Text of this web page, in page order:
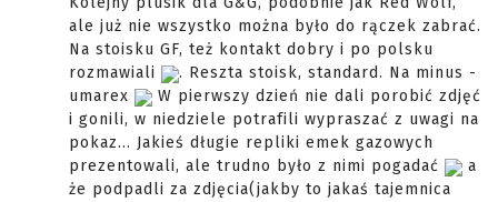
ale już nie wszystko można było do rączek zabrać.
Na stoisku GF, też kontakt dobry i po polsku
rozmawiali
. Reszta stoisk, standard. Na minus -
umarex
W pierwszy dzień nie dali porobić zdjęć
i gonili, w niedziele potrafili wypraszać z uwagi na
pokaz... Jakieś długie repliki emek gazowych
prezentowali, ale trudno było z nimi pogadać
a
że podpadli za zdjęcia(jakby to jakaś tajemnica